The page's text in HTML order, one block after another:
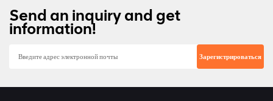
Send an inquiry and get
information!